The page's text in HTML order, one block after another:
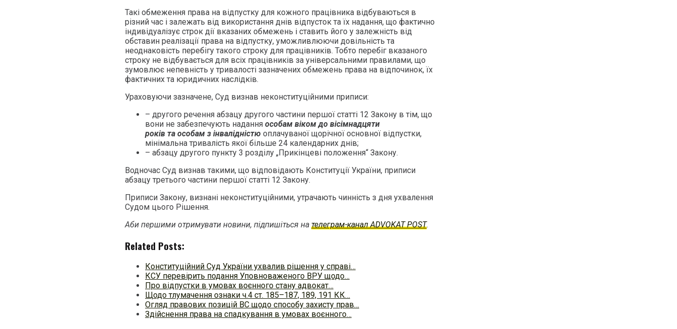
Такі обмеження права на відпустку для кожного працівника відбуваються в
різний час і залежать від використання днів відпусток та їх надання, що фактично
індивідуалізує строк дії вказаних обмежень і ставить його у залежність від
обставин реалізації права на відпустку, уможливлюючи довільність та
неоднаковість перебігу такого строку для працівників. Тобто перебіг вказаного
строку не відбувається для всіх працівників за універсальними правилами, що
зумовлює непевність у тривалості зазначених обмежень права на відпочинок, їх
фактичних та юридичних наслідків.
Ураховуючи зазначене, Суд визнав неконституційними приписи:
– другого речення абзацу другого частини першої статті 12 Закону в тім, що
вони не забезпечують надання особам віком до вісімнадцяти
років та особам з інвалідністю оплачуваної щорічної основної відпустки,
мінімальна тривалість якої більше 24 календарних днів;
– абзацу другого пункту 3 розділу „Прикінцеві положення“ Закону.
Водночас Суд визнав такими, що відповідають Конституції України, приписи
абзацу третього частини першої статті 12 Закону.
Приписи Закону, визнані неконституційними, утрачають чинність з дня ухвалення
Судом цього Рішення.
Аби першими отримувати новини, підпишіться на телеграм-канал ADVOKAT POST.
Related Posts:
Конституційний Суд України ухвалив рішення у справі…
КСУ перевірить подання Уповноваженого ВРУ щодо…
Про відпустки в умовах воєнного стану адвокат…
Щодо тлумачення ознаки ч.4 ст. 185–187, 189, 191 КК…
Огляд правових позицій ВС щодо способу захисту прав…
Здійснення права на спадкування в умовах воєнного…